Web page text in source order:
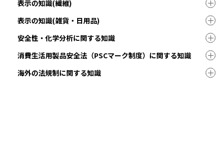
表示の知識(繊維)
表示の知識(雑貨・日用品)
安全性・化学分析に関する知識
消費生活用製品安全法（PSCマーク制度）に関する知識
海外の法規制に関する知識